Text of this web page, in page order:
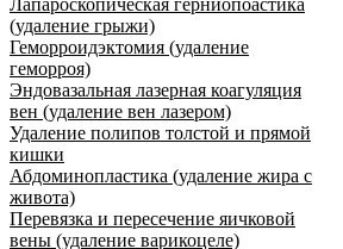
Лапароскопическая герниопоастика
(удаление грыжи)
Геморроидэктомия (удаление
геморроя)
Эндовазальная лазерная коагуляция
вен (удаление вен лазером)
Удаление полипов толстой и прямой
кишки
Абдоминопластика (удаление жира с
живота)
Перевязка и пересечение яичковой
вены (удаление варикоцеле)